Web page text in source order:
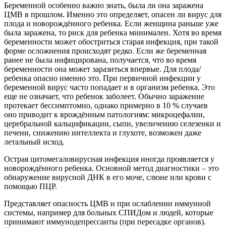
Беременной особенно важно знать, была ли она заражена
ЦМВ в прошлом. Именно это определяет, опасен ли вирус для
плода и новорождённого ребенка. Если женщина раньше уже
была заражена, то риск для ребенка минимален. Хотя во время
беременности может обостриться старая инфекция, при такой
форме осложнения происходят редко. Если же беременная
ранее не была инфицирована, получается, что во время
беременности она может заразиться впервые. Для плода/
ребенка опасно именно это. При первичной инфекции у
беременной вирус часто попадает и в организм ребенка. Это
еще не означает, что ребенок заболеет. Обычно заражение
протекает бессимптомно, однако примерно в 10 % случаев
оно приводит к врождённым патологиям: микроцефалии,
церебральной кальцификации, сыпи, увеличению селезенки и
печени, снижению интеллекта и глухоте, возможен даже
летальный исход.
Острая цитомегаловирусная инфекция иногда проявляется у
новорождённого ребенка. Основной метод диагностики – это
обнаружение вирусной ДНК в его моче, слюне или крови с
помощью ПЦР.
Представляет опасность ЦМВ и при ослаблении иммунной
системы, например для больных СПИДом и людей, которые
принимают иммунодепрессанты (при пересадке органов).